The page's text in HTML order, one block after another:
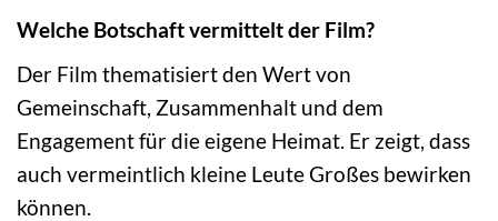
Welche Botschaft vermittelt der Film?
Der Film thematisiert den Wert von
Gemeinschaft, Zusammenhalt und dem
Engagement für die eigene Heimat. Er zeigt, dass
auch vermeintlich kleine Leute Großes bewirken
können.